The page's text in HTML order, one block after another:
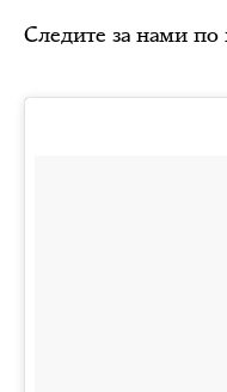
Следите за нами по